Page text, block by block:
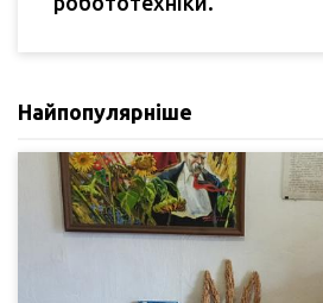
Найпопулярніше